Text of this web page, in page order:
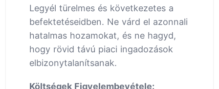
Legyél türelmes és következetes a
befektetéseidben. Ne várd el azonnali
hatalmas hozamokat, és ne hagyd,
hogy rövid távú piaci ingadozások
elbizonytalanítsanak.
Költségek Figyelembevétele: